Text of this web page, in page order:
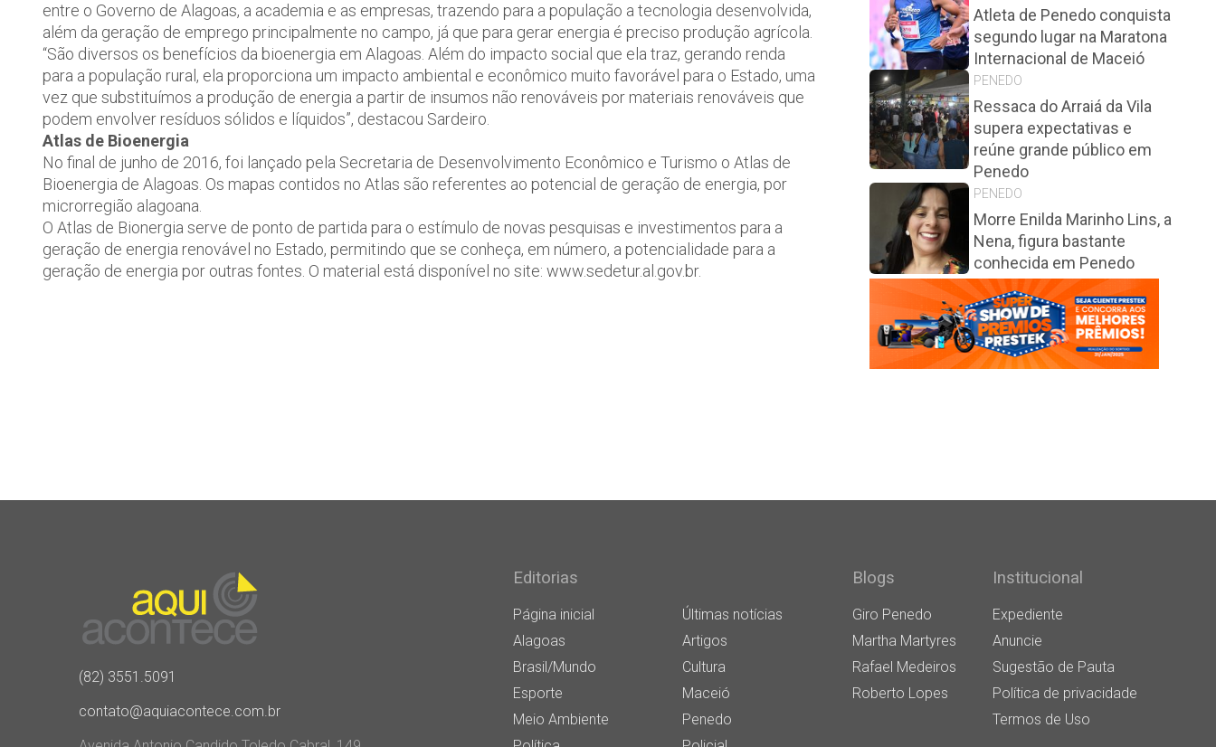
entre o Governo de Alagoas, a academia e as empresas, trazendo para a população a tecnologia desenvolvida,
além da geração de emprego principalmente no campo, já que para gerar energia é preciso produção agrícola.
“São diversos os benefícios da bioenergia em Alagoas. Além do impacto social que ela traz, gerando renda
para a população rural, ela proporciona um impacto ambiental e econômico muito favorável para o Estado, uma
vez que substituímos a produção de energia a partir de insumos não renováveis por materiais renováveis que
podem envolver resíduos sólidos e líquidos”, destacou Sardeiro.
Atlas de Bioenergia
No final de junho de 2016, foi lançado pela Secretaria de Desenvolvimento Econômico e Turismo o Atlas de
Bioenergia de Alagoas. Os mapas contidos no Atlas são referentes ao potencial de geração de energia, por
microrregião alagoana.
O Atlas de Bionergia serve de ponto de partida para o estímulo de novas pesquisas e investimentos para a
geração de energia renovável no Estado, permitindo que se conheça, em número, a potencialidade para a
geração de energia por outras fontes. O material está disponível no site: www.sedetur.al.gov.br.
Atleta de Penedo conquista
segundo lugar na Maratona
Internacional de Maceió
PENEDO
Ressaca do Arraiá da Vila
supera expectativas e
reúne grande público em
Penedo
PENEDO
Morre Enilda Marinho Lins, a
Nena, figura bastante
conhecida em Penedo
(82) 3551.5091
contato@aquiacontece.com.br
Editorias
Página inicial
Últimas notícias
Alagoas
Artigos
Brasil/Mundo
Cultura
Esporte
Maceió
Meio Ambiente
Penedo
Blogs
Giro Penedo
Martha Martyres
Rafael Medeiros
Roberto Lopes
Institucional
Expediente
Anuncie
Sugestão de Pauta
Política de privacidade
Termos de Uso